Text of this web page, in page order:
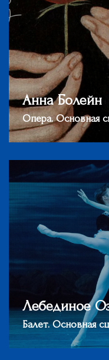
Анна Болейн
Опера. Основная
Лебединое
Балет. Основная